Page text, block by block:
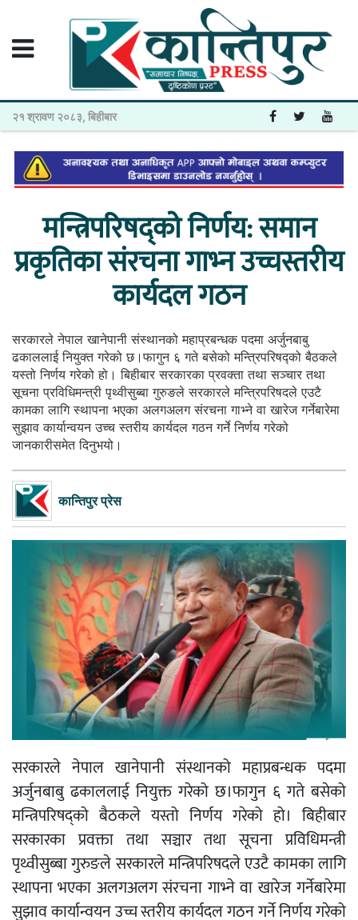
२१ श्रावण २०८३, बिहीबार
मन्त्रिपरिषद्को निर्णय: समान
प्रकृतिका संरचना गाभ्न उच्चस्तरीय
कार्यदल गठन
सरकारले नेपाल खानेपानी संस्थानको महाप्रबन्धक पदमा अर्जुनबाबु
ढकाललाई नियुक्त गरेको छ।फागुन ६ गते बसेको मन्त्रिपरिषद्को बैठकले
यस्तो निर्णय गरेको हो। बिहीबार सरकारका प्रवक्ता तथा सञ्चार तथा
सूचना प्रविधिमन्त्री पृथ्वीसुब्बा गुरुङले सरकारले मन्त्रिपरिषदले एउटै
कामका लागि स्थापना भएका अलगअलग संरचना गाभ्ने वा खारेज गर्नेबारेमा
सुझाव कार्यान्वयन उच्च स्तरीय कार्यदल गठन गर्ने निर्णय गरेको
जानकारीसमेत दिनुभयो।
कान्तिपुर प्रेस
सरकारले नेपाल खानेपानी संस्थानको महाप्रबन्धक पदमा
अर्जुनबाबु ढकाललाई नियुक्त गरेको छ।फागुन ६ गते बसेको
मन्त्रिपरिषद्को बैठकले यस्तो निर्णय गरेको हो। बिहीबार
सरकारका प्रवक्ता तथा सञ्चार तथा सूचना प्रविधिमन्त्री
पृथ्वीसुब्बा गुरुङले सरकारले मन्त्रिपरिषदले एउटै कामका लागि
स्थापना भएका अलगअलग संरचना गाभ्ने वा खारेज गर्नेबारेमा
सुझाव कार्यान्वयन उच्च स्तरीय कार्यदल गठन गर्ने निर्णय गरेको